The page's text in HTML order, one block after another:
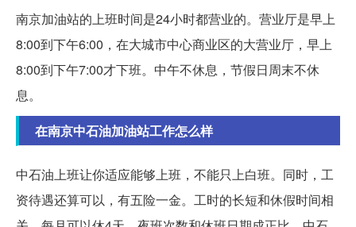
南京加油站的上班时间是24小时都营业的。营业厅是早上
8:00到下午6:00，在大城市中心商业区的大营业厅，早上
8:00到下午7:00才下班。中午不休息，节假日周末不休
息。
在南京中石油加油站工作怎么样
中石油上班让你适应能够上班，不能只上白班。同时，工
资待遇还算可以，有五险一金。工时的长短和休假时间相